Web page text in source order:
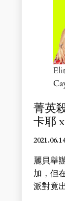
菁英
卡耶
麗貝舉
加，但
派對竟